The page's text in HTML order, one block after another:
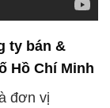
ty bán &
Hồ Chí Minh
đơn vị